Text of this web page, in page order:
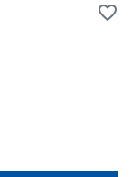
favorite_border